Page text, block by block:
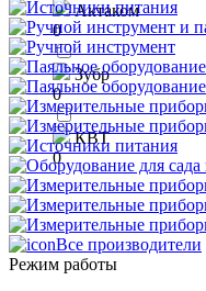
Актаком
0
Зубр
0
КВТ
0
Все производители
Режим работы